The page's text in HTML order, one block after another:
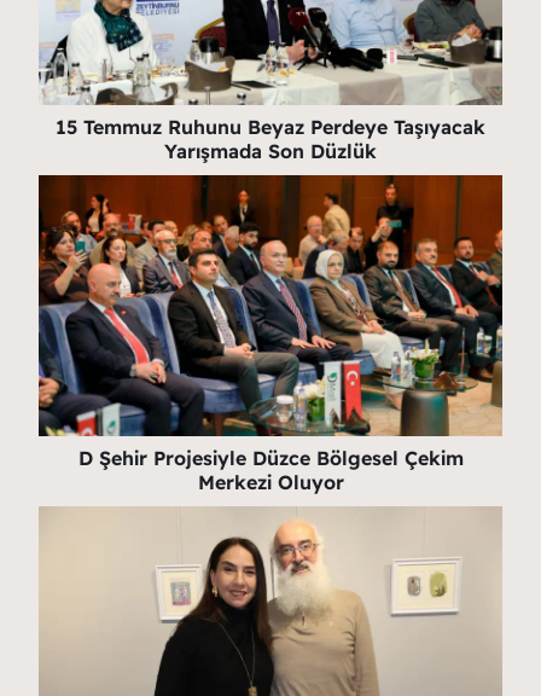
15 Temmuz Ruhunu Beyaz Perdeye Taşıyacak
Yarışmada Son Düzlük
D Şehir Projesiyle Düzce Bölgesel Çekim
Merkezi Oluyor